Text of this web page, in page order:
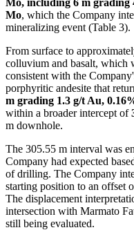
Mo, which the Company
mineralizing event (Table 3).
From surface to
colluvium and basalt, which
consistent with the
porphyritic andesite that
m grading 1.3 g/t Au,
within a broader intercept of
m downhole.
The 305.55 m interval was
Company had expected
of drilling. The Company
starting position to an offset
The displacement
intersection with Marmato
still being evaluated.